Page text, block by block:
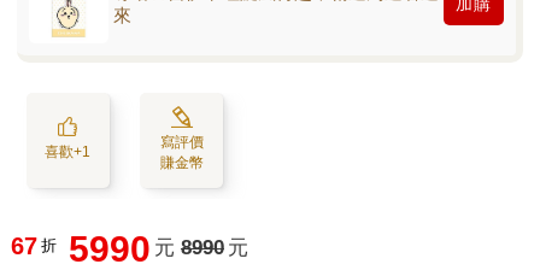
來
喜歡+1
寫評價
賺金幣
67 折 5990 元 8990 元